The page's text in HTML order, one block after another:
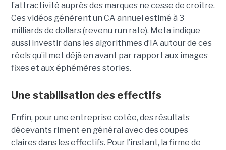
l’attractivité auprès des marques ne cesse de croître.
Ces vidéos génèrent un CA annuel estimé à 3
milliards de dollars (revenu run rate). Meta indique
aussi investir dans les algorithmes d’IA autour de ces
réels qu’il met déjà en avant par rapport aux images
fixes et aux éphémères stories.
Une stabilisation des effectifs
Enfin, pour une entreprise cotée, des résultats
décevants riment en général avec des coupes
claires dans les effectifs. Pour l’instant, la firme de